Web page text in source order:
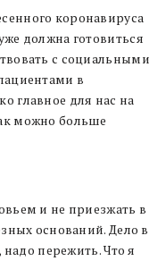
коронавируса
должна готовиться
с социальными
в
главное для нас на
можно больше
и не приезжать в
оснований. Дело в
пережить. Что я